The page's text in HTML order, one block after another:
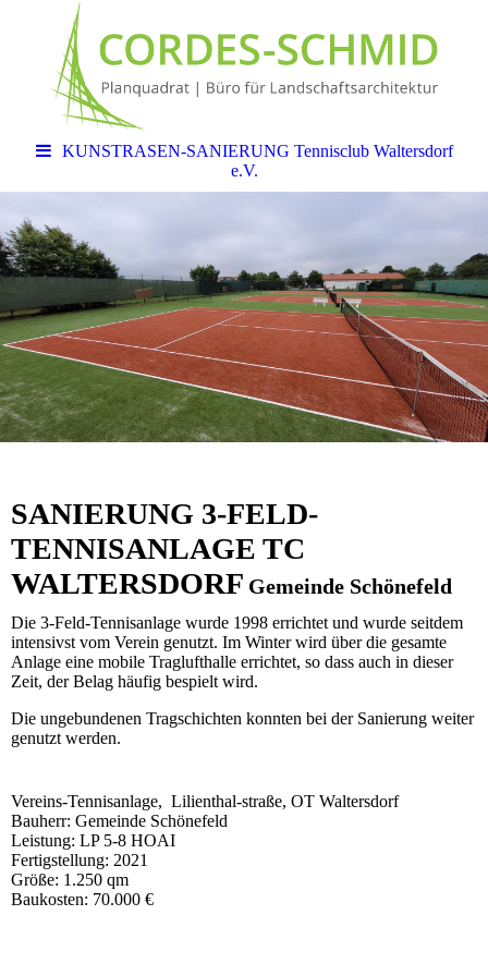
KUNSTRASEN-SANIERUNG Tennisclub Waltersdorf
e.V.
SANIERUNG 3-FELD-
TENNISANLAGE TC
WALTERSDORF Gemeinde Schönefeld
Die 3-Feld-Tennisanlage wurde 1998 errichtet und wurde seitdem
intensivst vom Verein genutzt. Im Winter wird über die gesamte
Anlage eine mobile Traglufthalle errichtet, so dass auch in dieser
Zeit, der Belag häufig bespielt wird.
Die ungebundenen Tragschichten konnten bei der Sanierung weiter
genutzt werden.
Vereins-Tennisanlage, Lilienthal-straße, OT Waltersdorf
Bauherr: Gemeinde Schönefeld
Leistung: LP 5-8 HOAI
Fertigstellung: 2021
Größe: 1.250 qm
Baukosten: 70.000 €